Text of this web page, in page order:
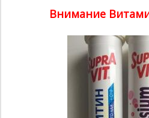
Внимание